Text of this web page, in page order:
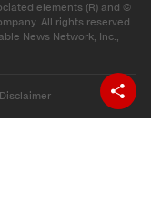
elements (R) and ©
All rights reserved.
News Network, Inc.,
Disclaimer